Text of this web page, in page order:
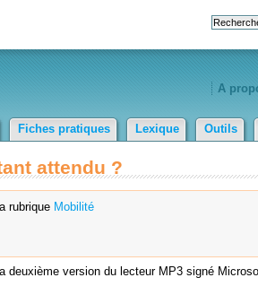
A
Fiches pratiques Lexique Outils
attendu ?
rubrique Mobilité
deuxième version du lecteur MP3 signé